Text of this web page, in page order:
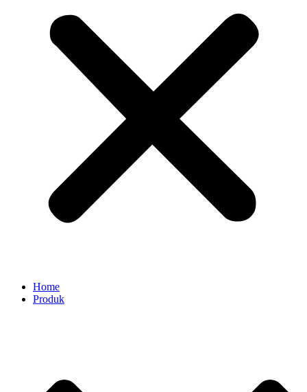
Home
Produk